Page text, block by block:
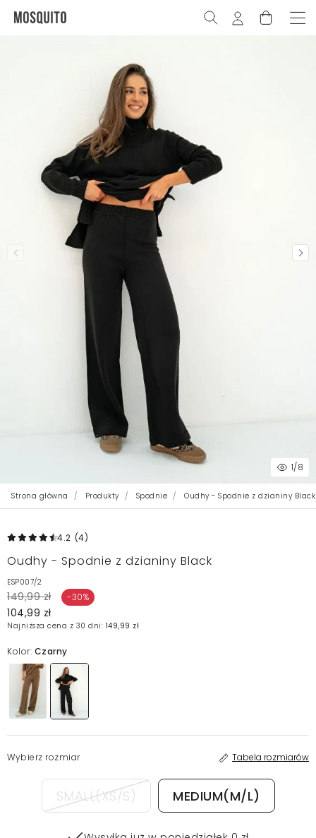
1/8
Strona główna Produkty Spodnie Oudhy - Spodnie z dzianiny Black
4.2 (4)
Oudhy - Spodnie z dzianiny Black
ESP007/2
149,99 zł -30%
104,99 zł
Najniższa cena z 30 dni: 149,99 zł
Kolor: Czarny
Wybierz rozmiar Tabela rozmiarów
SMALL(XS/S) MEDIUM(M/L)